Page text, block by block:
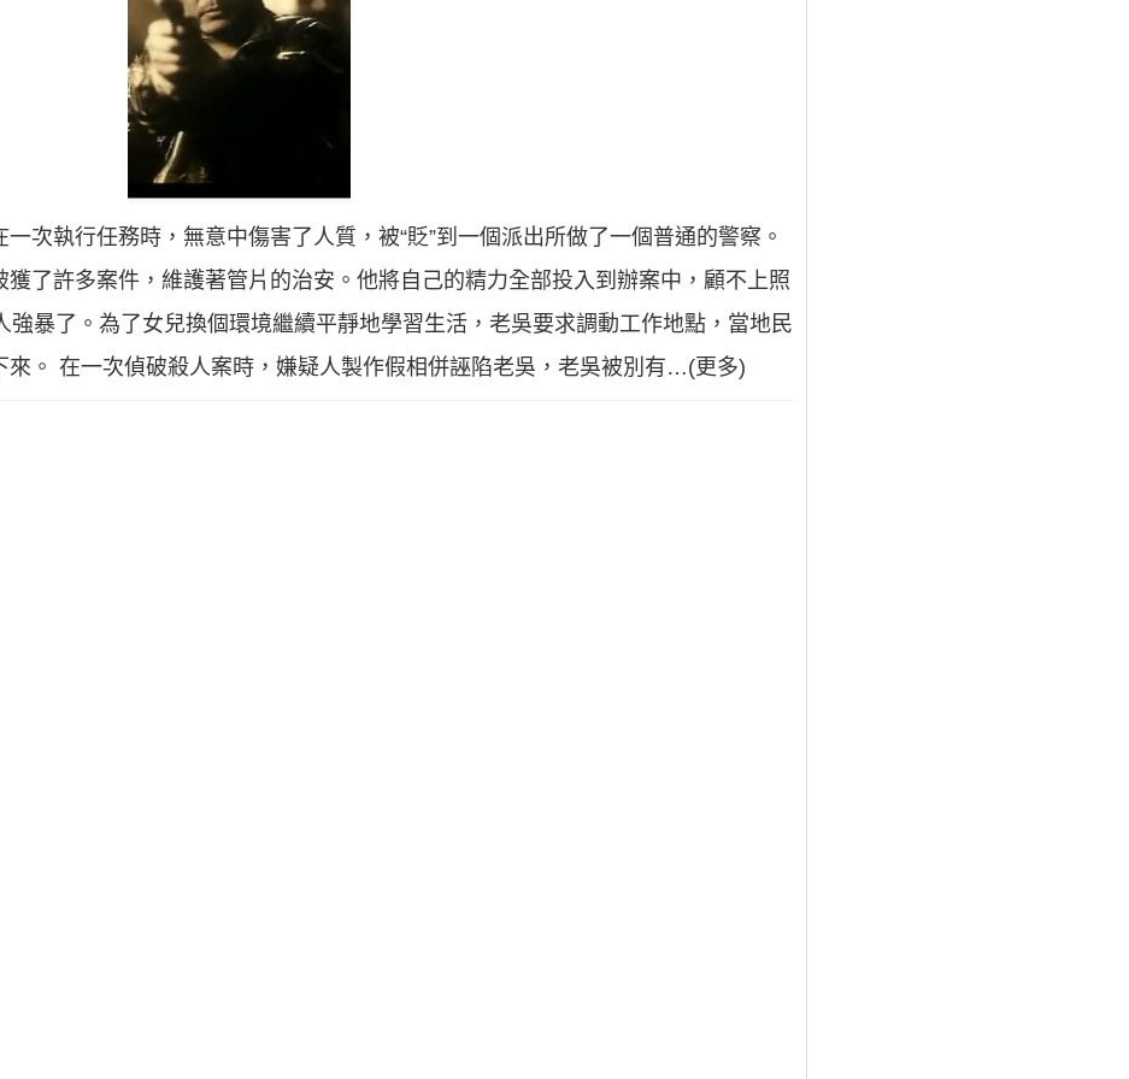
次執行任務時，無意中傷害了人質，被“貶”到一個派出所做了一個普通的警察。
了許多案件，維護著管片的治安。他將自己的精力全部投入到辦案中，顧不上照
強暴了。為了女兒換個環境繼續平靜地學習生活，老吳要求調動工作地點，當地民
來。 在一次偵破殺人案時，嫌疑人製作假相併誣陷老吳，老吳被別有…(更多)